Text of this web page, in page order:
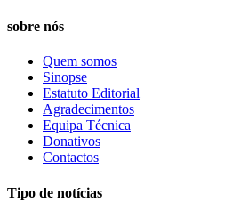
sobre nós
Quem somos
Sinopse
Estatuto Editorial
Agradecimentos
Equipa Técnica
Donativos
Contactos
Tipo de notícias